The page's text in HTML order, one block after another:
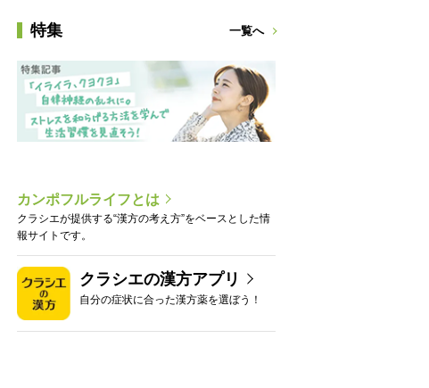
特集 一覧へ
カンポフルライフとは
クラシエが提供する“漢方の考え方”をベースとした情
報サイトです。
クラシエの漢方アプリ
自分の症状に合った漢方薬を選ぼう！